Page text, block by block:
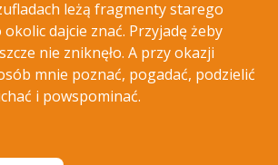
leżą fragmenty starego
dajcie znać. Przyjadę żeby
nie zniknęło. A przy okazji
mnie poznać, pogadać, podzielić
i powspominać.